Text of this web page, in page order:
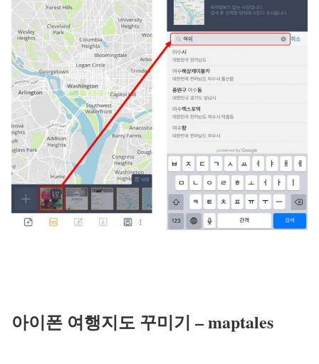
아이폰 여행지도 꾸미기 – maptales